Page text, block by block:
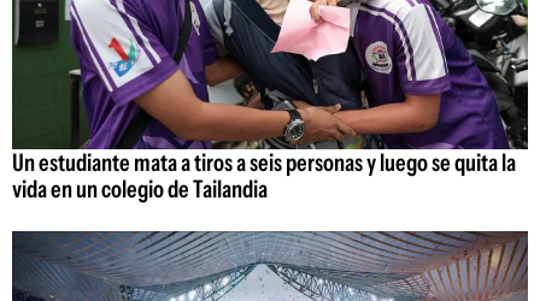
Un estudiante mata a tiros a seis personas y luego se quita la
vida en un colegio de Tailandia